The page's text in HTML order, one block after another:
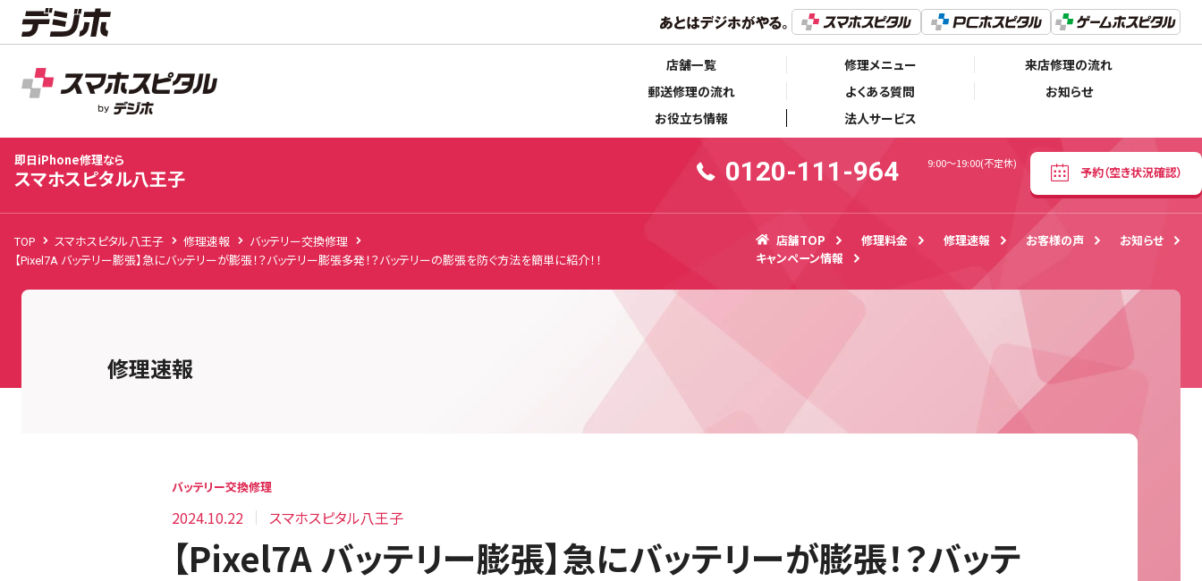
店舗一覧 修理メニュー
来店修理の流れ
郵送修理の流れ
よくある質問
お知らせ
お役立ち情報
法人サービス
スマホスピタル八王子
店舗TOP 修理料金 修理速報 お客様の声 お知らせ キャンペーン情報
0120-111-964
9:00～19:00(不定休)
予約（空き状況確認）
即日iPhone修理なら
スマホスピタル八王子 0120-111-964 9:00～19:00(不定休)
予約（空き状況確認）
TOP スマホスピタル八王子 修理速報
バッテリー交換修理
【Pixel7A バッテリー膨張】急にバッテリーが膨張！？バッテリー膨張多発！？バッテリーの膨張を防ぐ方法を簡単に紹介！！
店舗TOP 修理料金 修理速報 お客様の声
お知らせ
キャンペーン情報
修理速報
バッテリー交換修理
2024.10.22 スマホスピタル八王子
【Pixel7A バッテリー膨張】急にバッテリーが膨張！？バッテ